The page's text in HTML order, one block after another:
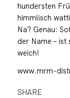
hundersten
himmlisch
Na? Genau:
der Name –
weich!
www.mrm-
SHARE